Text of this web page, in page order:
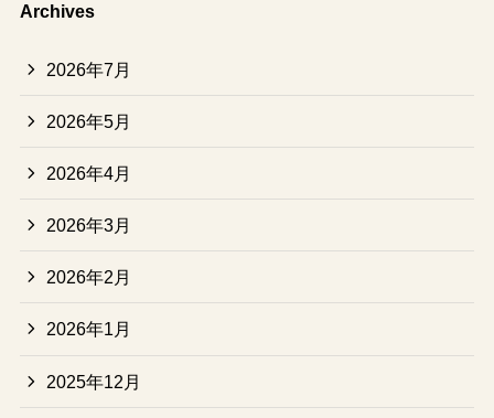
Archives
2026年7月
2026年5月
2026年4月
2026年3月
2026年2月
2026年1月
2025年12月